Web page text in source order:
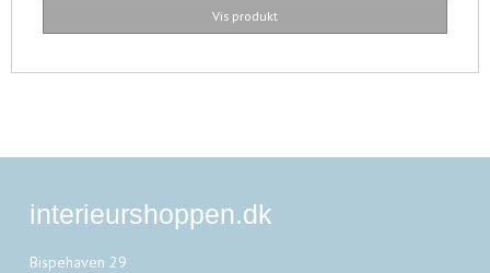
Vis produkt
interieurshoppen.dk
Bispehaven 29